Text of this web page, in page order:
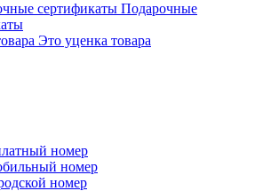
Подарочные
Это уценка товара
номер
номер
номер